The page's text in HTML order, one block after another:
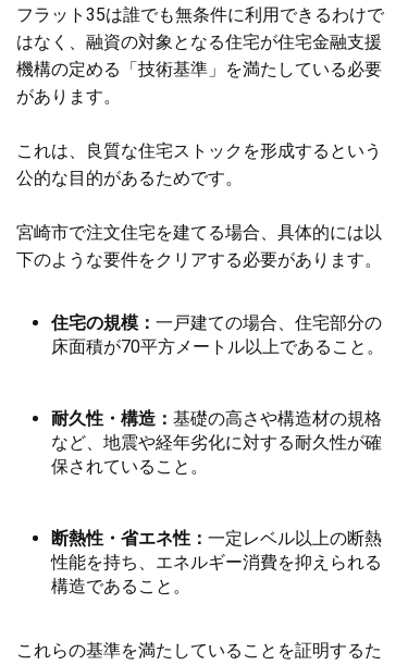
フラット35は誰でも無条件に利用できるわけで
はなく、融資の対象となる住宅が住宅金融支援
機構の定める「技術基準」を満たしている必要
があります。
これは、良質な住宅ストックを形成するという
公的な目的があるためです。
宮崎市で注文住宅を建てる場合、具体的には以
下のような要件をクリアする必要があります。
住宅の規模： 一戸建ての場合、住宅部分の
床面積が70平方メートル以上であること。
耐久性・構造： 基礎の高さや構造材の規格
など、地震や経年劣化に対する耐久性が確
保されていること。
断熱性・省エネ性： 一定レベル以上の断熱
性能を持ち、エネルギー消費を抑えられる
構造であること。
これらの基準を満たしていることを証明するた